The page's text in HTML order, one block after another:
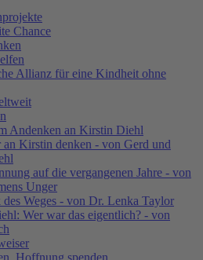
Chance
Allianz für eine Kindheit ohne
Andenken an Kirstin Diehl
Kirstin denken - von Gerd und
auf die vergangenen Jahre - von
Unger
des Weges - von Dr. Lenka Taylor
Wer war das eigentlich? - von
Hoffnung spenden.